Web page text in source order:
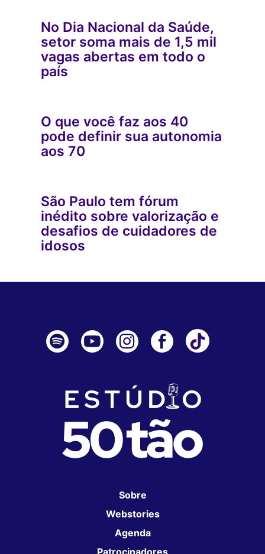
No Dia Nacional da Saúde,
setor soma mais de 1,5 mil
vagas abertas em todo o
país
O que você faz aos 40
pode definir sua autonomia
aos 70
São Paulo tem fórum
inédito sobre valorização e
desafios de cuidadores de
idosos
Sobre
Webstories
Agenda
Patrocinadores